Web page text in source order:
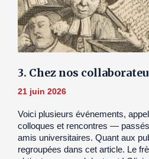
3. Chez nos
21 juin 2026
Voici plusieurs événements,
colloques et rencontres —
amis universitaires. Quant aux
regroupées dans cet article. Le